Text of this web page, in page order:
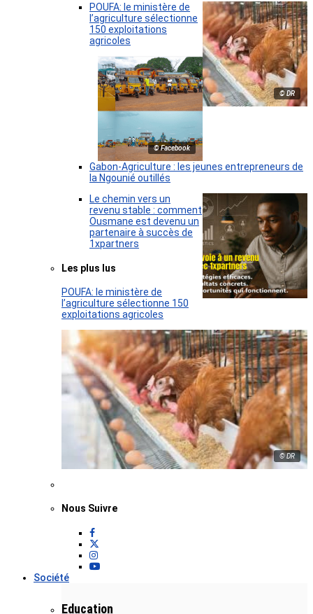
© DR
POUFA: le ministère de
l’agriculture sélectionne
150 exploitations
agricoles
© Facebook
Gabon-Agriculture : les jeunes entrepreneurs de
la Ngounié outillés
Le chemin vers un
revenu stable : comment
Ousmane est devenu un
partenaire à succès de
1xpartners
Les plus lus
POUFA: le ministère de
l’agriculture sélectionne 150
exploitations agricoles
© DR
Nous Suivre
Société
Education